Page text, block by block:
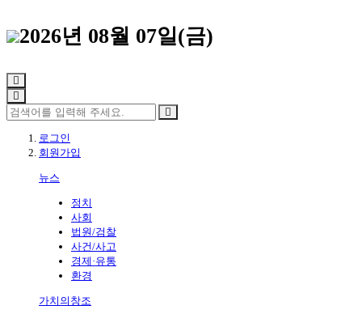
2026년 08월 07일(금)
로그인
회원가입
뉴스
정치
사회
법원/검찰
사건/사고
경제·유통
환경
가치의창조